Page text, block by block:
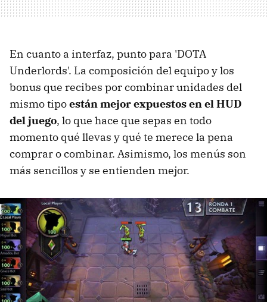
En cuanto a interfaz, punto para 'DOTA
Underlords'. La composición del equipo y los
bonus que recibes por combinar unidades del
mismo tipoestán mejor expuestos en el HUD
del juego, lo que hace que sepas en todo
momento qué llevas y qué te merece la pena
comprar o combinar. Asimismo, los menús son
más sencillos y se entienden mejor.